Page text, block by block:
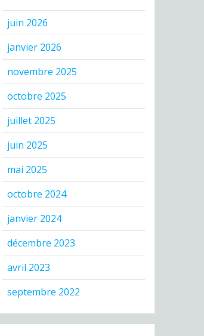
juin 2026
janvier 2026
novembre 2025
octobre 2025
juillet 2025
juin 2025
mai 2025
octobre 2024
janvier 2024
décembre 2023
avril 2023
septembre 2022